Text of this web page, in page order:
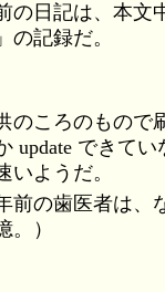
の日記は、本文
の記録だ。
のころのもので
update できて
いようだ。
前の歯医者は、
。）